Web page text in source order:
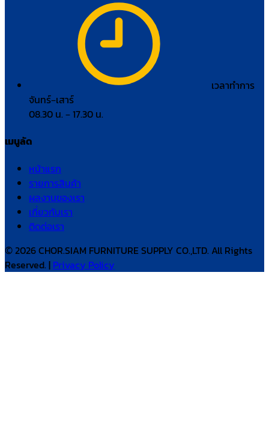
เวลาทำการ
จันทร์–เสาร์
08.30 น. – 17.30 น.
เมนูลัด
หน้าแรก
รายการสินค้า
ผลงานของเรา
เกี่ยวกับเรา
ติดต่อเรา
© 2026 CHOR.SIAM FURNITURE SUPPLY CO.,LTD. All Rights
Reserved. | Privacy Policy